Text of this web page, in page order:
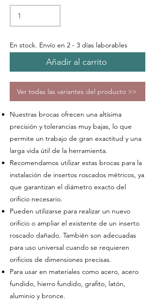
En stock. Envío en 2 - 3 días laborables
Añadir al carrito
Ver todas las variantes del producto >>
Nuestras brocas ofrecen una altísima
precisión y tolerancias muy bajas, lo que
permite un trabajo de gran exactitud y una
larga vida útil de la herramienta.
Recomendamos utilizar estas brocas para la
instalación de insertos roscados métricos, ya
que garantizan el diámetro exacto del
orificio necesario.
Pueden utilizarse para realizar un nuevo
orificio o ampliar el existente de un inserto
roscado dañado. También son adecuadas
para uso universal cuando se requieren
orificios de dimensiones precisas.
Para usar en materiales como acero, acero
fundido, hierro fundido, grafito, latón,
aluminio y bronce.